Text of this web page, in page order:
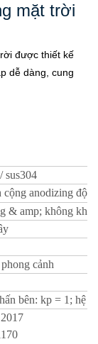
mặt trời
được thiết kế
dễ dàng, cung
sus304
cộng anodizing độ
& amp; không
cảnh
bên: kp = 1; hệ